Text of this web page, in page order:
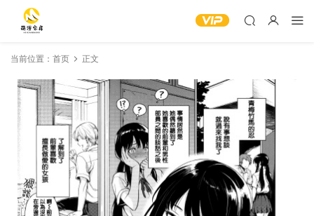
当前位置： 首页 正文